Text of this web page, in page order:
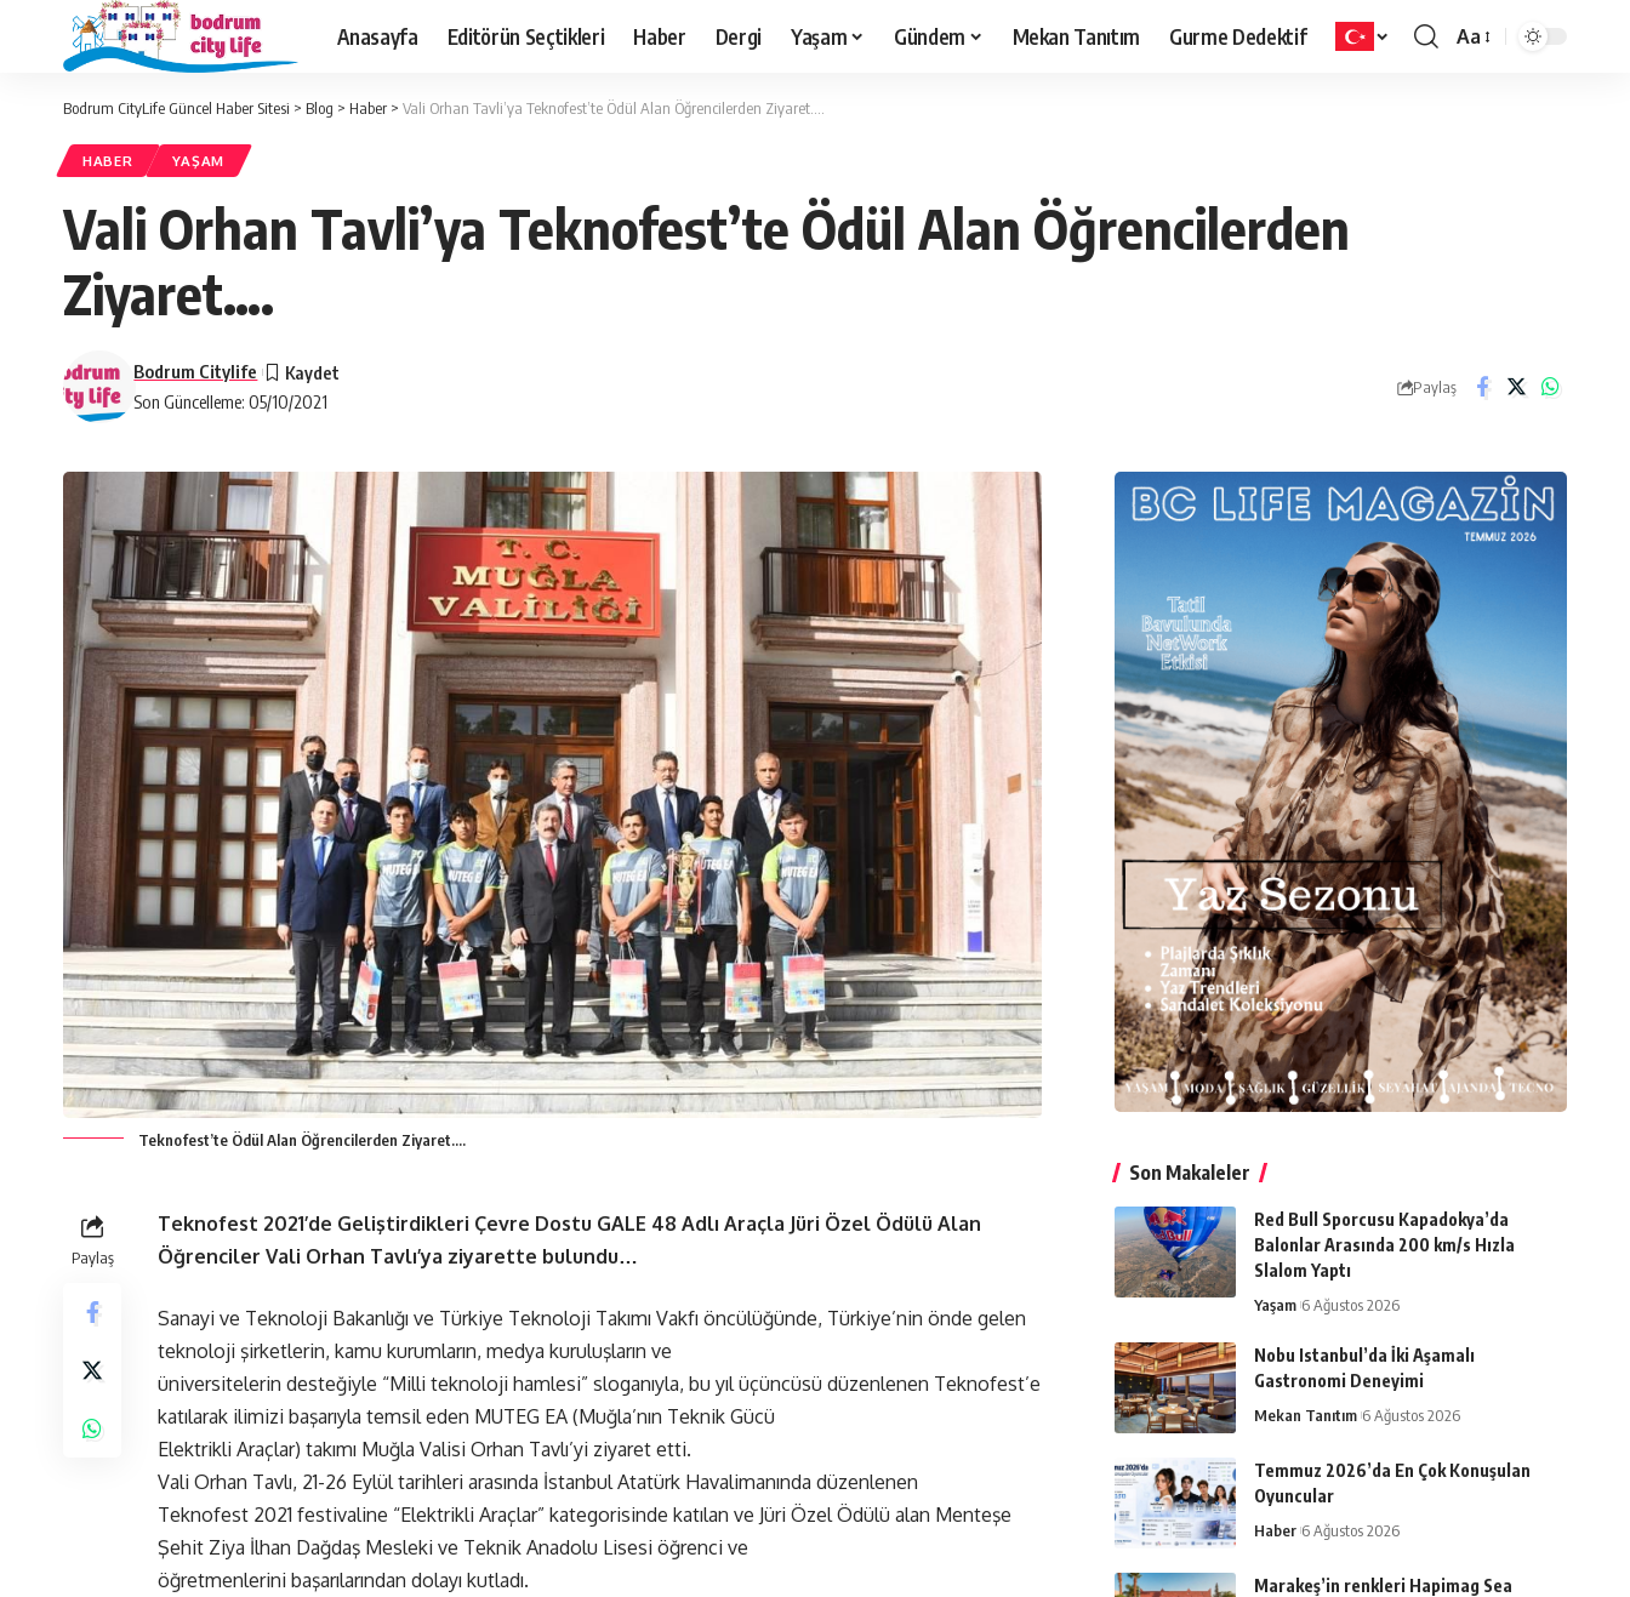
Anasayfa Editörün Seçtikleri Haber Dergi Yaşam Gündem Mekan Tanıtım Gurme Dedektif Aa
Bodrum CityLife Güncel Haber Sitesi > Blog > Haber > Vali Orhan Tavli’ya Teknofest’te Ödül Alan Öğrencilerden Ziyaret….
HABER YAŞAM
Vali Orhan Tavli’ya Teknofest’te Ödül Alan Öğrencilerden
Ziyaret….
Son Güncelleme: 05/10/2021
Bodrum Citylife
Paylaş
Teknofest’te Ödül Alan Öğrencilerden Ziyaret….
Paylaş
Teknofest 2021’de Geliştirdikleri Çevre Dostu GALE 48 Adlı Araçla Jüri Özel Ödülü Alan
Öğrenciler Vali Orhan Tavlı’ya ziyarette bulundu…
Sanayi ve Teknoloji Bakanlığı ve Türkiye Teknoloji Takımı Vakfı öncülüğünde, Türkiye’nin önde gelen
teknoloji şirketlerin, kamu kurumların, medya kuruluşların ve
üniversitelerin desteğiyle “Milli teknoloji hamlesi” sloganıyla, bu yıl üçüncüsü düzenlenen Teknofest’e
katılarak ilimizi başarıyla temsil eden MUTEG EA (Muğla’nın Teknik Gücü
Elektrikli Araçlar) takımı Muğla Valisi Orhan Tavlı’yi ziyaret etti.
Vali Orhan Tavlı, 21-26 Eylül tarihleri arasında İstanbul Atatürk Havalimanında düzenlenen
Teknofest 2021 festivaline “Elektrikli Araçlar” kategorisinde katılan ve Jüri Özel Ödülü alan Menteşe
Şehit Ziya İlhan Dağdaş Mesleki ve Teknik Anadolu Lisesi öğrenci ve
öğretmenlerini başarılarından dolayı kutladı.
Son Makaleler
Red Bull Sporcusu Kapadokya’da
Balonlar Arasında 200 km/s Hızla
Slalom Yaptı
Yaşam 6 Ağustos 2026
Nobu Istanbul’da İki Aşamalı
Gastronomi Deneyimi
Mekan Tanıtım 6 Ağustos 2026
Temmuz 2026’da En Çok Konuşulan
Oyuncular
Haber 6 Ağustos 2026
Marakeş’in renkleri Hapimag Sea